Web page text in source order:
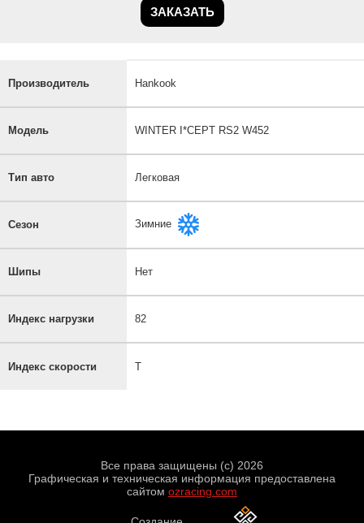
ЗАКАЗАТЬ
Производитель Hankook
Модель WINTER I*CEPT RS2 W452
Тип авто Легковая
Сезон Зимние
Шипы Нет
Индекс нагрузки 82
Индекс скорости T
Все права защищены (с) 2026
Графическая и техническая информация предоставлена
сайтом ozracing.com